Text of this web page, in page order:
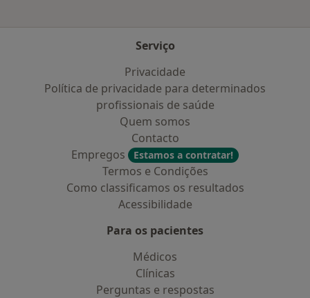
Serviço
Privacidade
Política de privacidade para determinados
profissionais de saúde
Quem somos
Contacto
Empregos
Estamos a contratar!
Termos e Condições
Como classificamos os resultados
Acessibilidade
Para os pacientes
Médicos
Clínicas
Perguntas e respostas